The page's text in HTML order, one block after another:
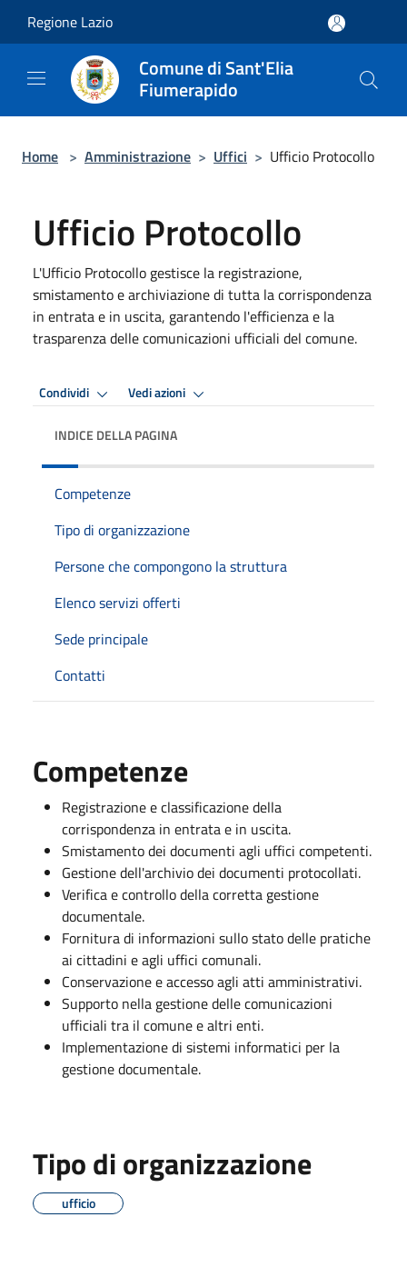
Regione Lazio
Comune di Sant'Elia
Fiumerapido
Home > Amministrazione > Uffici > Ufficio Protocollo
Ufficio Protocollo
L'Ufficio Protocollo gestisce la registrazione,
smistamento e archiviazione di tutta la corrispondenza
in entrata e in uscita, garantendo l'efficienza e la
trasparenza delle comunicazioni ufficiali del comune.
Condividi Vedi azioni
INDICE DELLA PAGINA
Competenze
Tipo di organizzazione
Persone che compongono la struttura
Elenco servizi offerti
Sede principale
Contatti
Competenze
Registrazione e classificazione della
corrispondenza in entrata e in uscita.
Smistamento dei documenti agli uffici competenti.
Gestione dell'archivio dei documenti protocollati.
Verifica e controllo della corretta gestione
documentale.
Fornitura di informazioni sullo stato delle pratiche
ai cittadini e agli uffici comunali.
Conservazione e accesso agli atti amministrativi.
Supporto nella gestione delle comunicazioni
ufficiali tra il comune e altri enti.
Implementazione di sistemi informatici per la
gestione documentale.
Tipo di organizzazione
ufficio